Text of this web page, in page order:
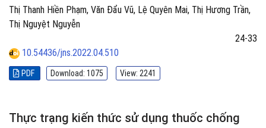
Thị Thanh Hiền Phạm, Văn Đẩu Vũ, Lệ Quyên Mai, Thị Hương Trần,
Thị Nguyệt Nguyễn
24-33
10.54436/jns.2022.04.510
PDF Download: 1075 View: 2241
Thực trạng kiến thức sử dụng thuốc chống